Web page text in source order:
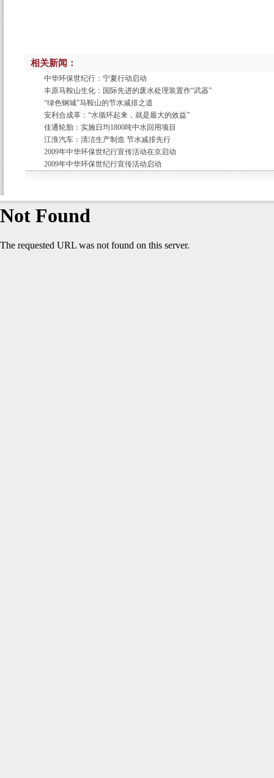
相关新闻：
中华环保世纪行：宁夏行动启动
丰原马鞍山生化：国际先进的废水处理装置作“武器”
“绿色钢城”马鞍山的节水减排之道
安利合成革：“水循环起来，就是最大的效益”
佳通轮胎：实施日均1800吨中水回用项目
江淮汽车：清洁生产制造 节水减排先行
2009年中华环保世纪行宣传活动在京启动
2009年中华环保世纪行宣传活动启动